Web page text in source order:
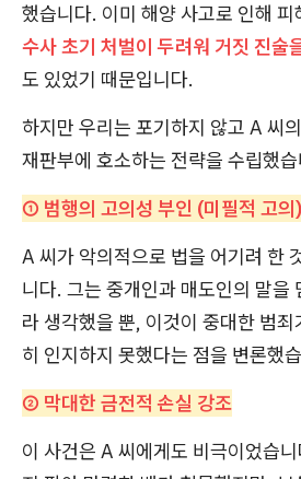
했습니다. 이미 해양 사고로 인해 피
수사 초기 처벌이 두려워 거짓 진술
도 있었기 때문입니다.
하지만 우리는 포기하지 않고 A 씨
재판부에 호소하는 전략을 수립했
① 범행의 고의성 부인 (미필적 고의)
A 씨가 악의적으로 법을 어기려 한
니다. 그는 중개인과 매도인의 말을
라 생각했을 뿐, 이것이 중대한 범
히 인지하지 못했다는 점을 변론했
② 막대한 금전적 손실 강조
이 사건은 A 씨에게도 비극이었습